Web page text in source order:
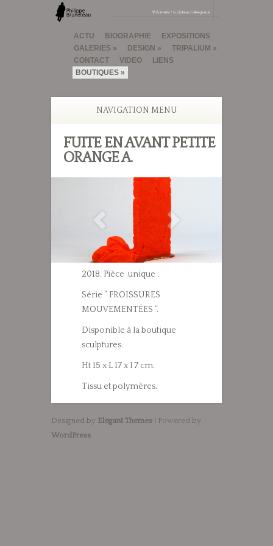
ACTU BIOGRAPHIE
EXPOSITIONS
GALERIES
DESIGN
TRIPALIUM
CONTACT
VIDEO
LIENS
BOUTIQUES
NAVIGATION MENU
FUITE EN AVANT PETITE
ORANGE A.
2018. Pièce unique .
Série ” FROISSURES
MOUVEMENTÉES “.
Disponible à la boutique
sculptures.
Ht 15 x L 17 x l 7 cm.
Tissu et polymères.
Designed by Elegant Themes | Powered by
WordPress